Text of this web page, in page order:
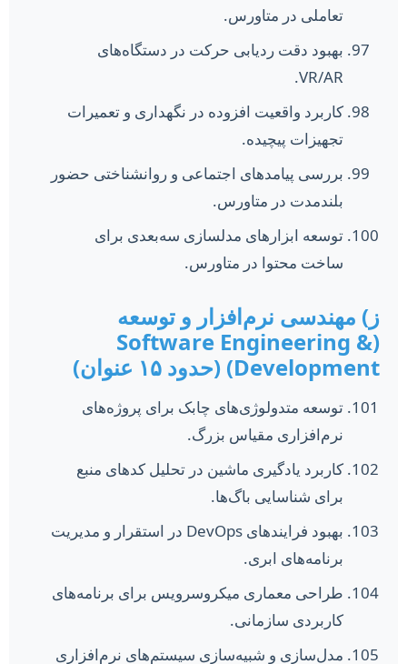
تعاملی در متاورس.
بهبود دقت ردیابی حرکت در دستگاه‌های
VR/AR.
کاربرد واقعیت افزوده در نگهداری و تعمیرات
تجهیزات پیچیده.
بررسی پیامدهای اجتماعی و روانشناختی حضور
بلندمدت در متاورس.
توسعه ابزارهای مدلسازی سه‌بعدی برای
ساخت محتوا در متاورس.
ز) مهندسی نرم‌افزار و توسعه
(Software Engineering &
Development) (حدود ۱۵ عنوان)
توسعه متدولوژی‌های چابک برای پروژه‌های
نرم‌افزاری مقیاس بزرگ.
کاربرد یادگیری ماشین در تحلیل کدهای منبع
برای شناسایی باگ‌ها.
بهبود فرایندهای DevOps در استقرار و مدیریت
برنامه‌های ابری.
طراحی معماری میکروسرویس برای برنامه‌های
کاربردی سازمانی.
مدل‌سازی و شبیه‌سازی سیستم‌های نرم‌افزاری